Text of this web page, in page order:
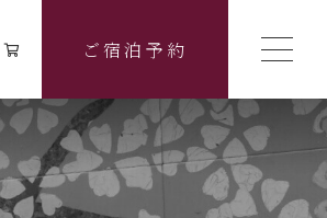
ご宿泊予約